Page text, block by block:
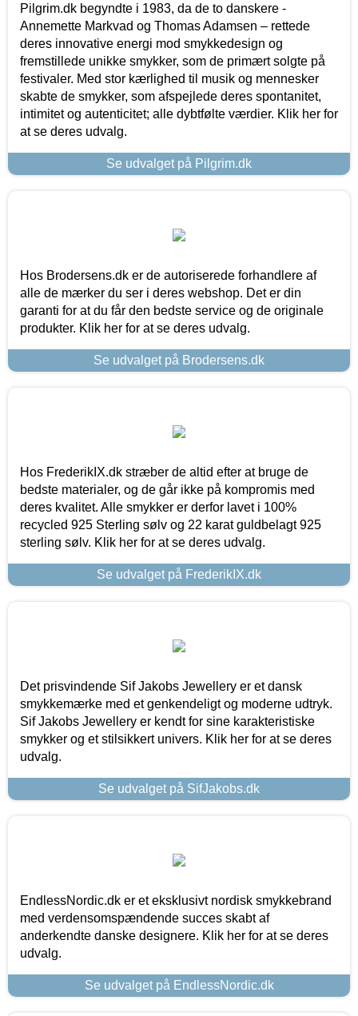
Pilgrim.dk begyndte i 1983, da de to danskere -
Annemette Markvad og Thomas Adamsen – rettede
deres innovative energi mod smykkedesign og
fremstillede unikke smykker, som de primært solgte på
festivaler. Med stor kærlighed til musik og mennesker
skabte de smykker, som afspejlede deres spontanitet,
intimitet og autenticitet; alle dybtfølte værdier. Klik her for
at se deres udvalg.
Se udvalget på Pilgrim.dk
Hos Brodersens.dk er de autoriserede forhandlere af
alle de mærker du ser i deres webshop. Det er din
garanti for at du får den bedste service og de originale
produkter. Klik her for at se deres udvalg.
Se udvalget på Brodersens.dk
Hos FrederikIX.dk stræber de altid efter at bruge de
bedste materialer, og de går ikke på kompromis med
deres kvalitet. Alle smykker er derfor lavet i 100%
recycled 925 Sterling sølv og 22 karat guldbelagt 925
sterling sølv. Klik her for at se deres udvalg.
Se udvalget på FrederikIX.dk
Det prisvindende Sif Jakobs Jewellery er et dansk
smykkemærke med et genkendeligt og moderne udtryk.
Sif Jakobs Jewellery er kendt for sine karakteristiske
smykker og et stilsikkert univers. Klik her for at se deres
udvalg.
Se udvalget på SifJakobs.dk
EndlessNordic.dk er et eksklusivt nordisk smykkebrand
med verdensomspændende succes skabt af
anderkendte danske designere. Klik her for at se deres
udvalg.
Se udvalget på EndlessNordic.dk